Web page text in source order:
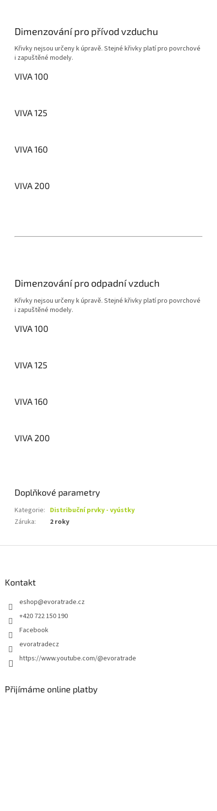
Dimenzování pro přívod vzduchu
Křivky nejsou určeny k úpravě. Stejné křivky platí pro povrchové
i zapuštěné modely.
VIVA 100
VIVA 125
VIVA 160
VIVA 200
Dimenzování pro odpadní vzduch
Křivky nejsou určeny k úpravě. Stejné křivky platí pro povrchové
i zapuštěné modely.
VIVA 100
VIVA 125
VIVA 160
VIVA 200
Doplňkové parametry
Kategorie: Distribuční prvky - vyústky
Záruka: 2 roky
Kontakt
eshop@evoratrade.cz
+420 722 150 190
Facebook
evoratradecz
https://www.youtube.com/@evoratrade
Přijímáme online platby